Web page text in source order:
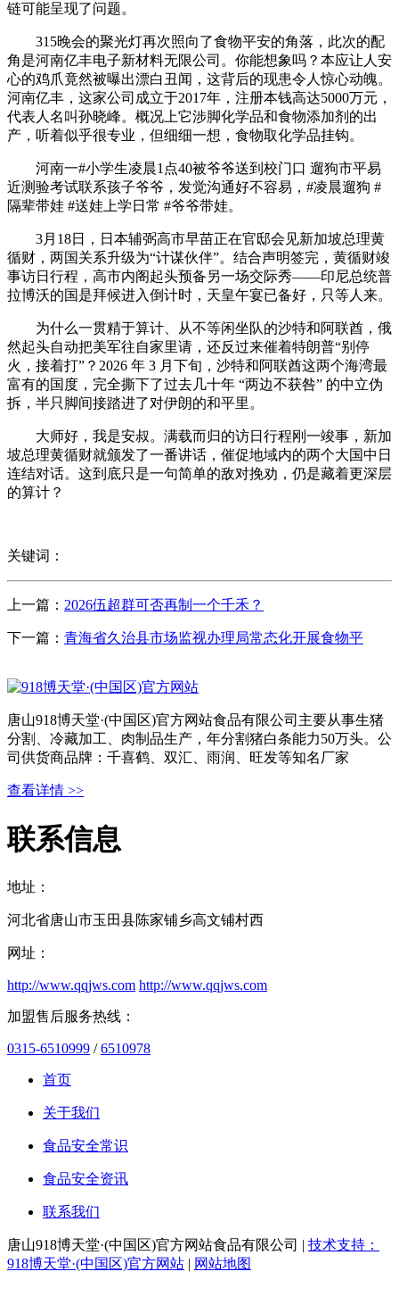
链可能呈现了问题。
315晚会的聚光灯再次照向了食物平安的角落，此次的配
角是河南亿丰电子新材料无限公司。你能想象吗？本应让人安
心的鸡爪竟然被曝出漂白丑闻，这背后的现患令人惊心动魄。
河南亿丰，这家公司成立于2017年，注册本钱高达5000万元，
代表人名叫孙晓峰。概况上它涉脚化学品和食物添加剂的出
产，听着似乎很专业，但细细一想，食物取化学品挂钩。
河南一#小学生凌晨1点40被爷爷送到校门口 遛狗市平易
近测验考试联系孩子爷爷，发觉沟通好不容易，#凌晨遛狗 #
隔辈带娃 #送娃上学日常 #爷爷带娃。
3月18日，日本辅弼高市早苗正在官邸会见新加坡总理黄
循财，两国关系升级为“计谋伙伴”。结合声明签完，黄循财竣
事访日行程，高市内阁起头预备另一场交际秀——印尼总统普
拉博沃的国是拜候进入倒计时，天皇午宴已备好，只等人来。
为什么一贯精于算计、从不等闲坐队的沙特和阿联酋，俄
然起头自动把美军往自家里请，还反过来催着特朗普“别停
火，接着打”？2026 年 3 月下旬，沙特和阿联酋这两个海湾最
富有的国度，完全撕下了过去几十年 “两边不获咎” 的中立伪
拆，半只脚间接踏进了对伊朗的和平里。
大师好，我是安叔。满载而归的访日行程刚一竣事，新加
坡总理黄循财就颁发了一番讲话，催促地域内的两个大国中日
连结对话。这到底只是一句简单的敌对挽劝，仍是藏着更深层
的算计？
关键词：
上一篇： 2026伍超群可否再制一个千禾？
下一篇： 青海省久治县市场监视办理局常态化开展食物平
唐山918博天堂·(中国区)官方网站食品有限公司主要从事生猪
分割、冷藏加工、肉制品生产，年分割猪白条能力50万头。公
司供货商品牌：千喜鹤、双汇、雨润、旺发等知名厂家
查看详情 >>
联系信息
地址：
河北省唐山市玉田县陈家铺乡高文铺村西
网址：
http://www.qqjws.com http://www.qqjws.com
加盟售后服务热线：
0315-6510999 /6510978
首页
关于我们
食品安全常识
食品安全资讯
联系我们
唐山918博天堂·(中国区)官方网站食品有限公司 | 技术支持：
918博天堂·(中国区)官方网站 | 网站地图